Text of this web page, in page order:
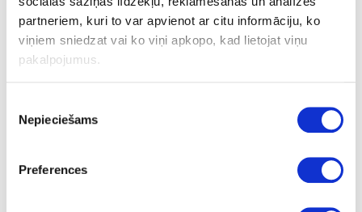
partneriem, kuri to var apvienot ar citu informāciju, ko
viņiem sniedzat vai ko viņi apkopo, kad lietojat viņu
pakalpojumus.
izvēle
Nepieciešams
Preferences
Ask question
Share product link
Rocko SPC underlay PUR 1.0